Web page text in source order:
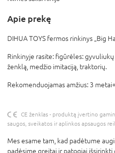
Apie prekę
DIHUA TOYS fermos rinkinys „Big
Rinkinyje rasite: figūrėles:
ženklą, medžio imitaciją, traktorių.
Rekomenduojamas amžius: 3
CE ženklas - produktą įvertino
saugos, sveikatos ir aplinkos apsaugos
Mes esame tam, kad padėtume
padėsime greitai ir patogiai